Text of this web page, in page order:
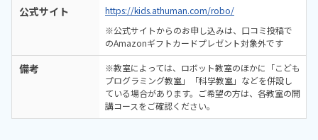
公式サイト
https://kids.athuman.com/robo/
※公式サイトからのお申し込みは、口コミ投稿で
のAmazonギフトカードプレゼント対象外です
備考
※教室によっては、ロボット教室のほかに「こども
プログラミング教室」「科学教室」などを併設し
ている場合があります。ご希望の方は、各教室の開
講コースをご確認ください。